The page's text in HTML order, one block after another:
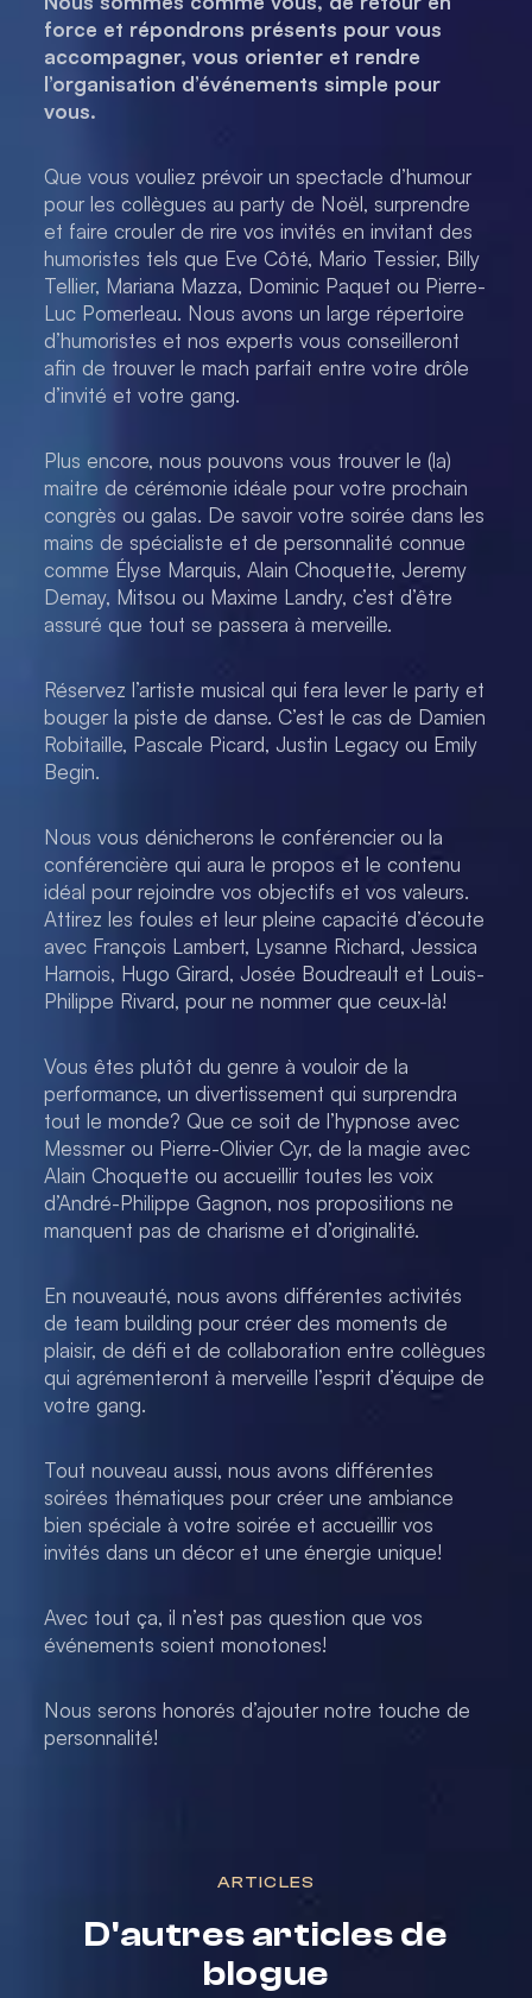
force et répondrons présents pour vous
accompagner, vous orienter et rendre
l’organisation d’événements simple pour
vous.
Que vous vouliez prévoir un spectacle d’humour
pour les collègues au party de Noël, surprendre
et faire crouler de rire vos invités en invitant des
humoristes tels que Eve Côté, Mario Tessier, Billy
Tellier, Mariana Mazza, Dominic Paquet ou Pierre-
Luc Pomerleau. Nous avons un large répertoire
d’humoristes et nos experts vous conseilleront
afin de trouver le mach parfait entre votre drôle
d’invité et votre gang.
Plus encore, nous pouvons vous trouver le (la)
maitre de cérémonie idéale pour votre prochain
congrès ou galas. De savoir votre soirée dans les
mains de spécialiste et de personnalité connue
comme Élyse Marquis, Alain Choquette, Jeremy
Demay, Mitsou ou Maxime Landry, c’est d’être
assuré que tout se passera à merveille.
Réservez l’artiste musical qui fera lever le party et
bouger la piste de danse. C’est le cas de Damien
Robitaille, Pascale Picard, Justin Legacy ou Emily
Begin.
Nous vous dénicherons le conférencier ou la
conférencière qui aura le propos et le contenu
idéal pour rejoindre vos objectifs et vos valeurs.
Attirez les foules et leur pleine capacité d’écoute
avec François Lambert, Lysanne Richard, Jessica
Harnois, Hugo Girard, Josée Boudreault et Louis-
Philippe Rivard, pour ne nommer que ceux-là!
Vous êtes plutôt du genre à vouloir de la
performance, un divertissement qui surprendra
tout le monde? Que ce soit de l’hypnose avec
Messmer ou Pierre-Olivier Cyr, de la magie avec
Alain Choquette ou accueillir toutes les voix
d’André-Philippe Gagnon, nos propositions ne
manquent pas de charisme et d’originalité.
En nouveauté, nous avons différentes activités
de team building pour créer des moments de
plaisir, de défi et de collaboration entre collègues
qui agrémenteront à merveille l’esprit d’équipe de
votre gang.
Tout nouveau aussi, nous avons différentes
soirées thématiques pour créer une ambiance
bien spéciale à votre soirée et accueillir vos
invités dans un décor et une énergie unique!
Avec tout ça, il n’est pas question que vos
événements soient monotones!
Nous serons honorés d’ajouter notre touche de
personnalité!
D'autres articles de
blogue
ARTICLES